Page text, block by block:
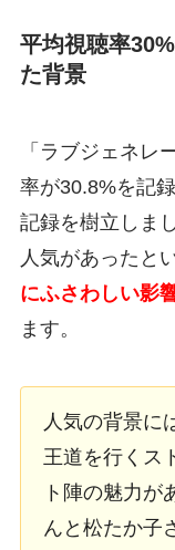
平均視聴率
た背景
「ラブジェネレ
率が30.8%を記
記録を樹立しま
人気があったと
にふさわしい影
ます。
人気の背景に
王道を行くス
ト陣の魅力が
んと松たか子